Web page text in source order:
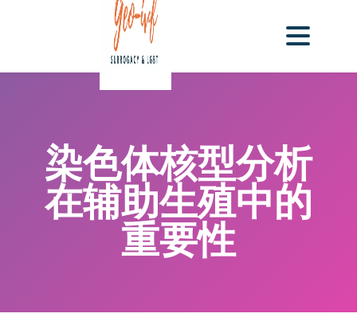
染色体核型分析
在辅助生殖中的
重要性